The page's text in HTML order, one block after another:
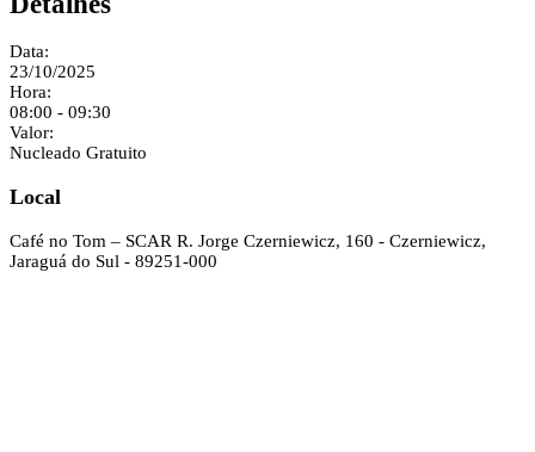
Data:
23/10/2025
Hora:
08:00 - 09:30
Valor:
Nucleado Gratuito
Local
Café no Tom – SCAR R. Jorge Czerniewicz, 160 - Czerniewicz,
Jaraguá do Sul - 89251-000